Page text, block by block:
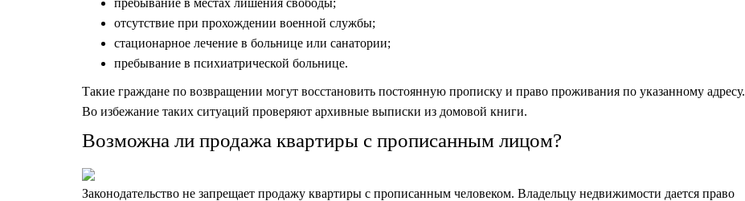
пребывание в местах лишения свободы;
отсутствие при прохождении военной службы;
стационарное лечение в больнице или санатории;
пребывание в психиатрической больнице.
Такие граждане по возвращении могут восстановить постоянную прописку и право проживания по указанному адресу.
Во избежание таких ситуаций проверяют архивные выписки из домовой книги.
Возможна ли продажа квартиры с прописанным лицом?
Законодательство не запрещает продажу квартиры с прописанным человеком. Владельцу недвижимости дается право